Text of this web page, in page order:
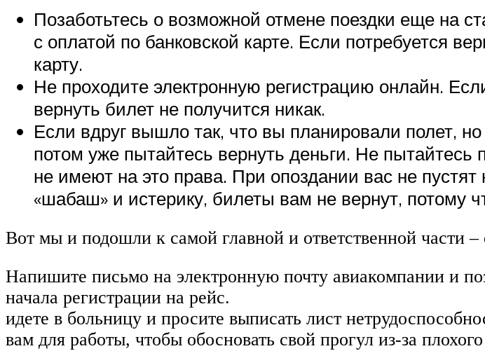
Позаботьтесь о возможной отмене поездки еще на
с оплатой по банковской карте. Если потребуется
карту.
Не проходите электронную регистрацию онлайн.
вернуть билет не получится никак.
Если вдруг вышло так, что вы планировали полет,
потом уже пытайтесь вернуть деньги. Не пытайтесь
не имеют на это права. При опоздании вас не
«шабаш» и истерику, билеты вам не вернут, потому
Вот мы и подошли к самой главной и ответственной части
Напишите письмо на электронную почту авиакомпании и
начала регистрации на рейс.
идете в больницу и просите выписать лист
вам для работы, чтобы обосновать свой прогул из-за